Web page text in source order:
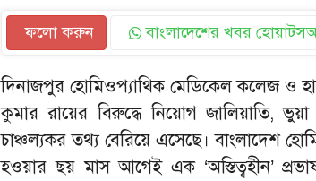
ফলো করুন বাংলাদেশের খবর
দিনাজপুর হোমিওপ্যাথিক মেডিকেল কলেজ ও
কুমার রায়ের বিরুদ্ধে নিয়োগ জালিয়াতি,
চাঞ্চল্যকর তথ্য বেরিয়ে এসেছে। বাংলাদেশ
হওয়ার ছয় মাস আগেই এক ‘অস্তিত্বহীন’